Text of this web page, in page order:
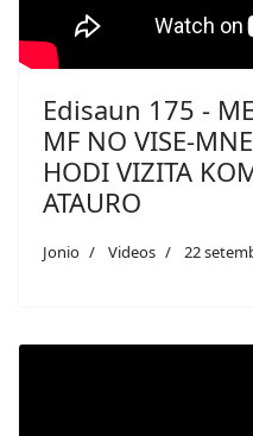
Edisaun 175 -
MF NO VISE-
HODI VIZITA
ATAURO
Jonio Videos 22